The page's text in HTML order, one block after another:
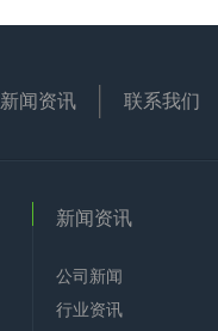
新闻资讯 联系我们
新闻资讯
公司新闻
行业资讯